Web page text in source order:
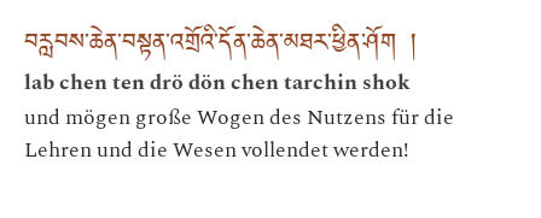
བརླབས་ཆེན་བསྟན་འགྲོའི་དོན་ཆེན་མཐར་ཕྱིན་ཤོག །
lab chen ten drö dön chen tarchin shok
und mögen große Wogen des Nutzens für die
Lehren und die Wesen vollendet werden!